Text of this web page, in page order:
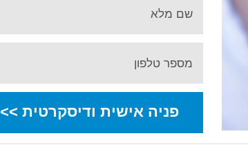
שם מלא
מספר טלפון
פניה אישית ודיסקרטית >>